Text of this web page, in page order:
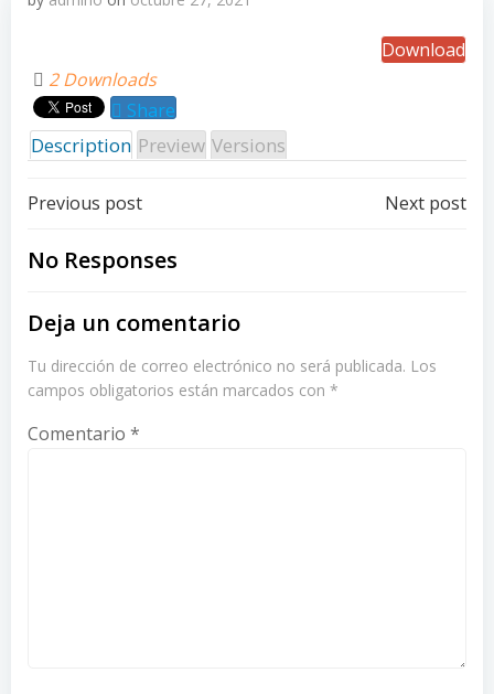
Download
2 Downloads
Share
Description Preview Versions
Post
navigation
Previous post Next post
No Responses
Deja un comentario
Tu dirección de correo electrónico no será publicada. Los
campos obligatorios están marcados con *
Comentario *